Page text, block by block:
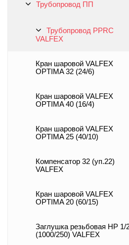
Трубопровод ПП
Трубопровод PPRC
VALFEX
Кран шаровой VALFEX
OPTIMA 32 (24/6)
Кран шаровой VALFEX
OPTIMA 40 (16/4)
Кран шаровой VALFEX
OPTIMA 25 (40/10)
Компенсатор 32 (уп.22)
VALFEX
Кран шаровой VALFEX
OPTIMA 20 (60/15)
Заглушка резьбовая НР 1/
(1000/250) VALFEX